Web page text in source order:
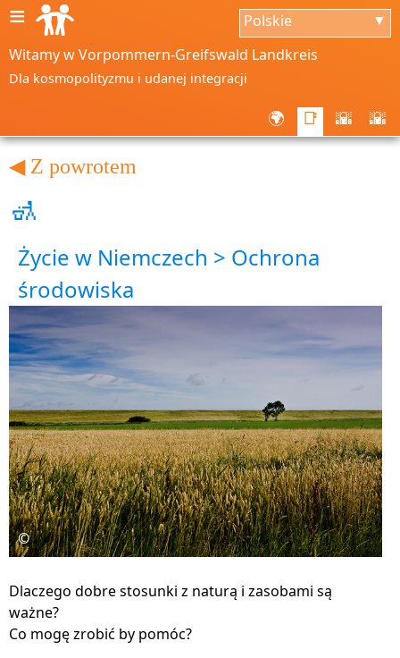
≡ Polskie ▼
Witamy w Vorpommern-Greifswald Landkreis
Dla kosmopolityzmu i udanej integracji
🌍 📑 🌇 🌇
◀ Z powrotem
🚮
Życie w Niemczech > Ochrona
środowiska
©
Dlaczego dobre stosunki z naturą i zasobami są
ważne?
Co mogę zrobić by pomóc?